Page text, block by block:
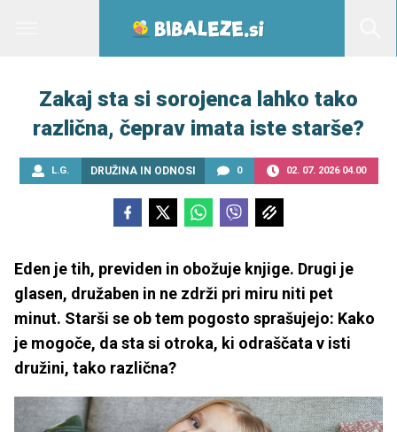
Zakaj sta si sorojenca lahko tako
različna, čeprav imata iste starše?
L.G. DRUŽINA IN ODNOSI 0 02. 07. 2026 04.00
Eden je tih, previden in obožuje knjige. Drugi je
glasen, družaben in ne zdrži pri miru niti pet
minut. Starši se ob tem pogosto sprašujejo: Kako
je mogoče, da sta si otroka, ki odraščata v isti
družini, tako različna?